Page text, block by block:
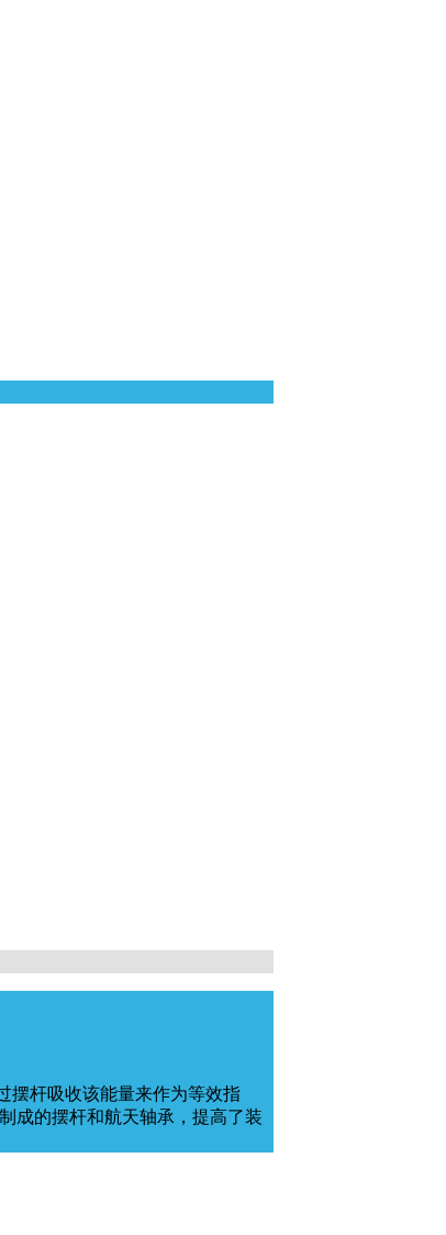
摆杆吸收该能量来作为等效指
成的摆杆和航天轴承，提高了装